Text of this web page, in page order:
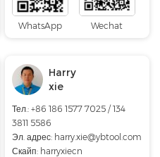
WhatsApp Wechat
Harry
xie
Тел.: +86 186 1577 7025 / 134
3811 5586
Эл. адрес: harry.xie@ybtool.com
Скайп: harryxiecn